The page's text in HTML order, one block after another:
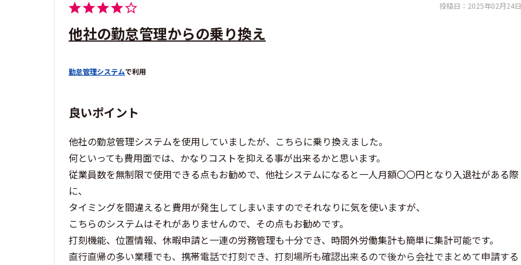
投稿日： 2025年02月24日
他社の勤怠管理からの乗り換え
勤怠管理システムで利用
良いポイント
他社の勤怠管理システムを使用していましたが、こちらに乗り換えました。
何といっても費用面では、かなりコストを抑える事が出来るかと思います。
従業員数を無制限で使用できる点もお勧めで、他社システムになると一人月額〇〇円となり入退社がある際
に、
タイミングを間違えると費用が発生してしまいますのでそれなりに気を使いますが、
こちらのシステムはそれがありませんので、その点もお勧めです。
打刻機能、位置情報、休暇申請と一連の労務管理も十分でき、時間外労働集計も簡単に集計可能です。
直行直帰の多い業種でも、携帯電話で打刻でき、打刻場所も確認出来るので後から会社でまとめて申請する